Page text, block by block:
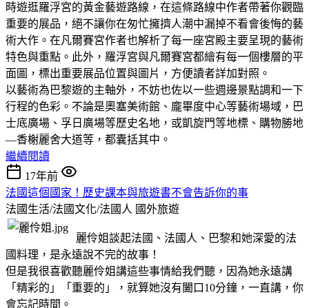
時遊逛羅浮宮的黃金藝遊路線，在這條路線中作者帶著你觀臨
重要的展品，絕不讓你在匆忙擁擠人潮中漏掉不看會後悔的藝
術大作。在凡爾賽宮作者也解析了每一座宮殿主要呈現的藝術
特色與重點。此外，羅浮宮與凡爾賽宮都繪有每一個樓層的平
面圖，標出重要展品位置與圖片，方便讀者詳加對照。
以藝術為巴黎遊的主軸外，不妨也佐以一些週邊景點調和一下
行程的色彩。不論是奧塞美術館、龐畢度中心等藝術場域，巴
士底廣場、孚日廣場等歷史名地，或凱旋門等地標、購物勝地
—香榭麗舍大道等，都囊括其中。
繼續閱讀
17年前
法國這個國家！歷史課本與旅遊書不會告訴你的事
法國生活/法國文化/法國人 國外旅遊
麗伶姐談起法國、法國人、巴黎和她深愛的法
國料理，是永遠說不完的故事！
但是我很喜歡聽麗伶姐講這些事情給我們聽，因為她永遠講
「精彩的」「重要的」，就算她沒有闔口10分鐘，一直講，你
會忘記時間。